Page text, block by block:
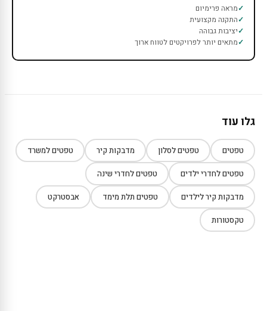
מראה פרימיום
התקנה מקצועית
יציבות גבוהה
מתאים יותר לפרויקטים לטווח ארוך
גלו עוד
טפטים טפטים לסלון מדבקות קיר טפטים למשרד
טפטים לחדרי ילדים טפטים לחדרי שינה
מדבקות קיר לילדים טפטים תלת מימד אבסטרקט
טקסטורות